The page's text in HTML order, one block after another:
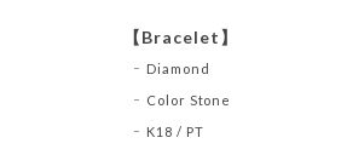
【Bracelet】
Diamond
Color Stone
K18 / PT